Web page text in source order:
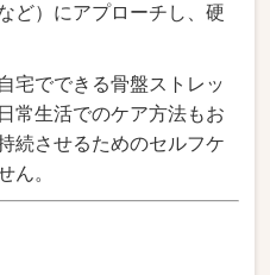
ど）にアプローチし、硬
宅でできる骨盤ストレッ
常生活でのケア方法もお
続させるためのセルフケ
ん。